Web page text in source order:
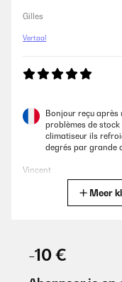
Gilles
Vertaal
Bonjour reçu après
problèmes de
climatiseur ils
degrés par grande
Vincent
jamais réussie à le
Meer
-10 €